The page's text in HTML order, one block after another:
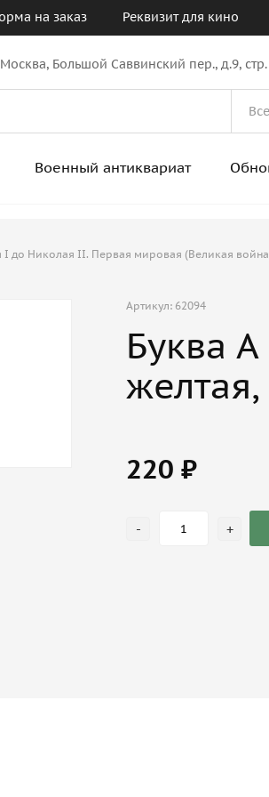
на заказ Реквизит для кино
Москва, Большой Саввинский пер., д.9,
Военный антиквариат
I до Николая II. Первая мировая (Великая
Артикул: 62094
Буква
220 ₽
- +